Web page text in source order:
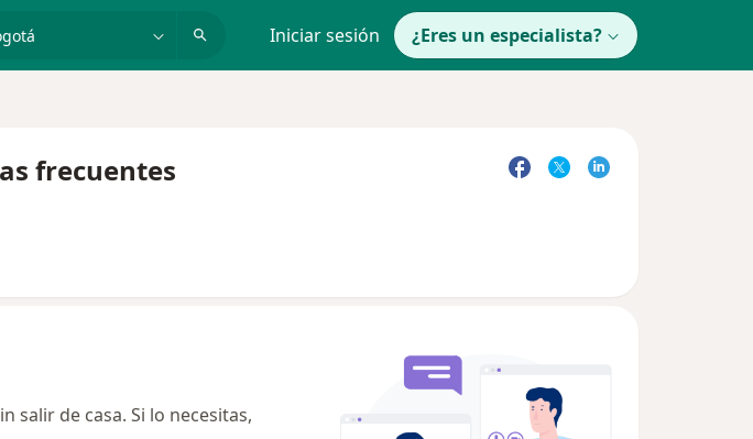
Iniciar sesión ¿Eres un especialista?
frecuentes
salir de casa. Si lo necesitas,